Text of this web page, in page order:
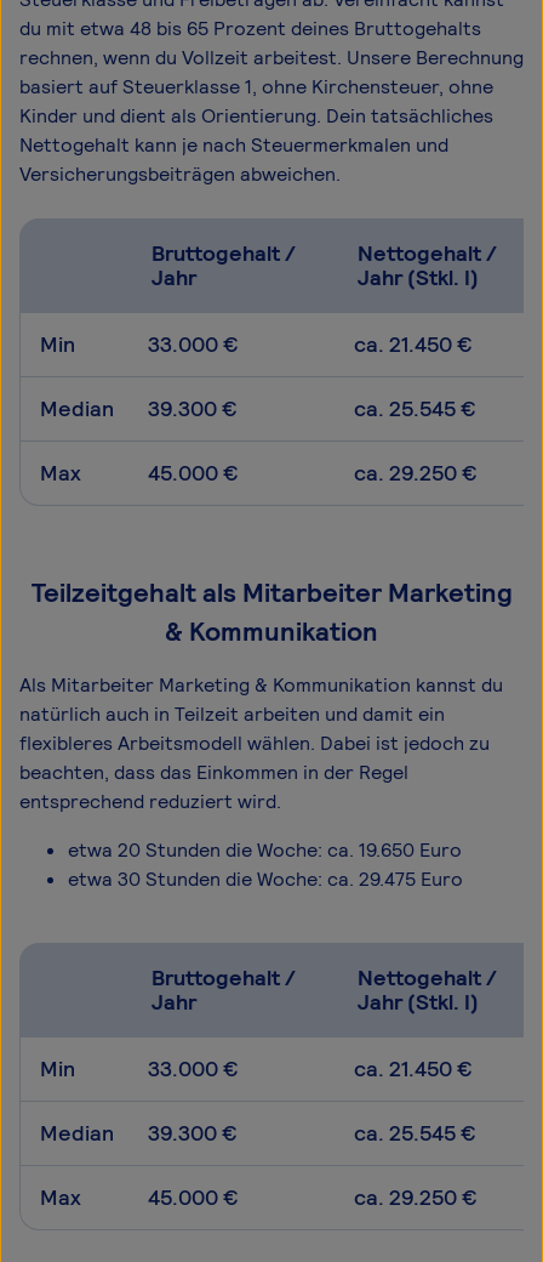
du mit etwa 48 bis 65 Prozent deines Bruttogehalts
rechnen, wenn du Vollzeit arbeitest. Unsere Berechnung
basiert auf Steuerklasse 1, ohne Kirchensteuer, ohne
Kinder und dient als Orientierung. Dein tatsächliches
Nettogehalt kann je nach Steuermerkmalen und
Versicherungsbeiträgen abweichen.
Bruttogehalt /
Jahr
Nettogehalt /
Jahr (Stkl. I)
Min 33.000 € ca. 21.450 €
Median 39.300 € ca. 25.545 €
Max 45.000 € ca. 29.250 €
Teilzeitgehalt als Mitarbeiter Marketing
& Kommunikation
Als Mitarbeiter Marketing & Kommunikation kannst du
natürlich auch in Teilzeit arbeiten und damit ein
flexibleres Arbeitsmodell wählen. Dabei ist jedoch zu
beachten, dass das Einkommen in der Regel
entsprechend reduziert wird.
etwa 20 Stunden die Woche: ca. 19.650 Euro
etwa 30 Stunden die Woche: ca. 29.475 Euro
Bruttogehalt /
Jahr
Nettogehalt /
Jahr (Stkl. I)
Min 33.000 € ca. 21.450 €
Median 39.300 € ca. 25.545 €
Max 45.000 € ca. 29.250 €